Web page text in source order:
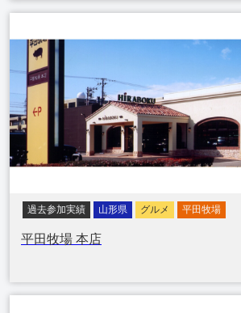
過去参加実績 山形県 グルメ 平田牧場
平田牧場 本店